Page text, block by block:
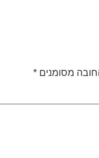
מסומנים *